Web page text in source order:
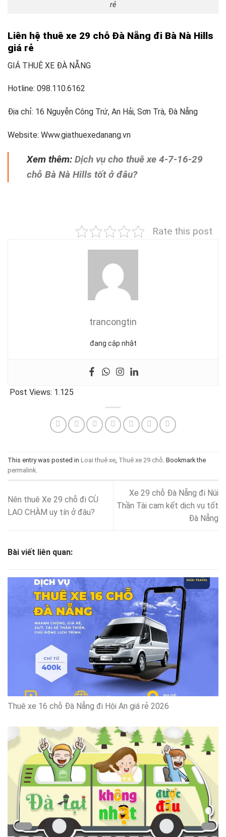
rẻ
Liên hệ thuê xe 29 chỗ Đà Nẵng đi Bà Nà Hills
giá rẻ
GIÁ THUÊ XE ĐÀ NẴNG
Hotline: 098.110.6162
Địa chỉ: 16 Nguyễn Công Trứ, An Hải, Sơn Trà, Đà Nẵng
Website: Www.giathuexedanang.vn
Xem thêm: Dịch vụ cho thuê xe 4-7-16-29
chỗ Bà Nà Hills tốt ở đâu?
Rate this post
trancongtin
đang cập nhật
Post Views: 1.125
This entry was posted in Loại thuê xe, Thuê xe 29 chỗ. Bookmark the
permalink.
Nên thuê Xe 29 chỗ đi CÙ
LAO CHÀM uy tín ở đâu?
Xe 29 chỗ Đà Nẵng đi Núi
Thần Tài cam kết dịch vụ tốt
Đà Nẵng
Bài viết liên quan:
Thuê xe 16 chỗ Đà Nẵng đi Hội An giá rẻ 2026